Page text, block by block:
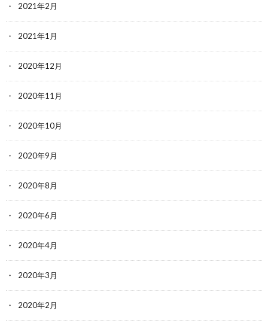
2021年2月
2021年1月
2020年12月
2020年11月
2020年10月
2020年9月
2020年8月
2020年6月
2020年4月
2020年3月
2020年2月